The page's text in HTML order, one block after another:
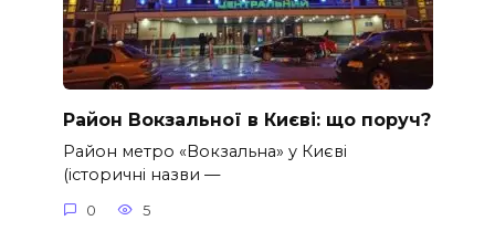
Район Вокзальної в Києві: що поруч?
Район метро «Вокзальна» у Києві
(історичні назви —
0 5